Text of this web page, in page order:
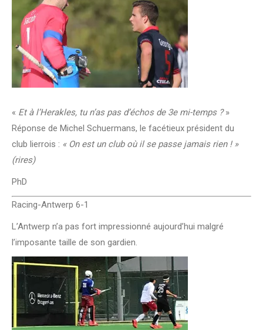
« Et à l’Herakles, tu n’as pas d’échos de 3e mi-temps ?»
Réponse de Michel Schuermans, le facétieux président du
club lierrois : « On est un club où il se passe jamais rien ! »
(rires)
PhD
Racing-Antwerp 6-1
L’Antwerp n’a pas fort impressionné aujourd’hui malgré
l’imposante taille de son gardien.